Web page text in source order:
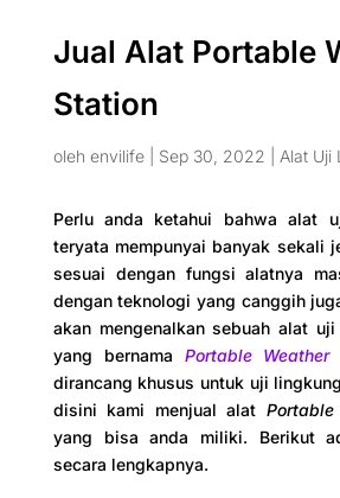
Jual Alat Portable
Station
oleh envilife| Sep 30, 2022 Alat Uji
Perlu anda ketahui bahwa alat
teryata mempunyai banyak sekali
sesuai dengan fungsi alatnya
dengan teknologi yang canggih
akan mengenalkan sebuah alat
yang bernama Portable Weather
dirancang khusus untuk uji
disini kami menjual alat
yang bisa anda miliki. Berikut
secara lengkapnya.